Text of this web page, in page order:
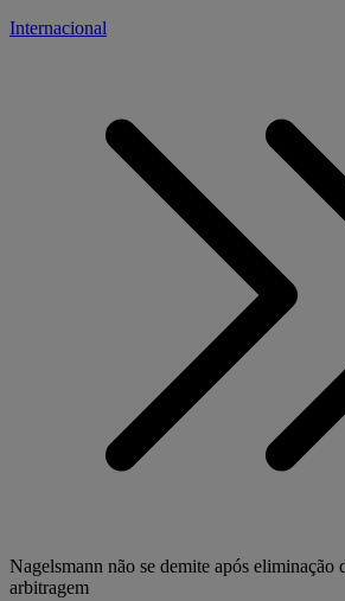
Internacional
Nagelsmann não se demite após eliminação
arbitragem